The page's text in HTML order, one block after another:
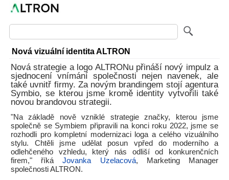
Nová vizuální identita ALTRON
Nová strategie a logo ALTRONu přináší nový impulz a
sjednocení vnímání společnosti nejen navenek, ale
také uvnitř firmy. Za novým brandingem stojí agentura
Symbio, se kterou jsme kromě identity vytvořili také
novou brandovou strategii.
"Na základě nově vzniklé strategie značky, kterou jsme
společně se Symbiem připravili na konci roku 2022, jsme se
rozhodli pro kompletní modernizaci loga a celého vizuálního
stylu. Chtěli jsme udělat posun vpřed do moderního a
odlehčeného vzhledu, který nás odliší od konkurenčních
firem," říkáJovanka Uzelacová, Marketing Manager
společnosti ALTRON.